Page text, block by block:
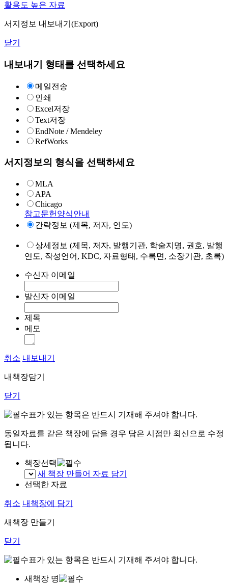
활용도 높은 자료
서지정보 내보내기(Export)
닫기
내보내기 형태를 선택하세요
메일전송
인쇄
Excel저장
Text저장
EndNote / Mendeley
RefWorks
서지정보의 형식을 선택하세요
MLA
APA
Chicago
참고문헌양식안내
간략정보 (제목, 저자, 연도)
상세정보 (제목, 저자, 발행기관, 학술지명, 권호, 발행
연도, 작성언어, KDC, 자료형태, 수록면, 소장기관, 초록)
수신자 이메일
발신자 이메일
제목
메모
취소 내보내기
내책장담기
닫기
표가 있는 항목은 반드시 기재해 주셔야 합니다.
동일자료를 같은 책장에 담을 경우 담은 시점만 최신으로 수정
됩니다.
책장선택
새 책장 만들어 자료 담기
선택한 자료
취소 내책장에 담기
새책장 만들기
닫기
표가 있는 항목은 반드시 기재해 주셔야 합니다.
새책장 명